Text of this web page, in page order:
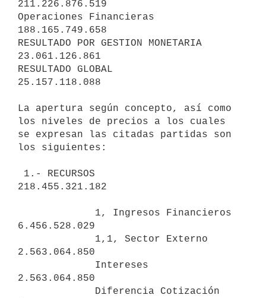
211.226.876.519
Operaciones Financieras
188.165.749.658
RESULTADO POR GESTION MONETARIA
23.061.126.861
RESULTADO GLOBAL
25.157.118.088
La apertura según concepto, así como
los niveles de precios a los cuales
se expresan las citadas partidas son
los siguientes:
1.- RECURSOS
218.455.321.182
6.456.528.029
2.563.064.850
2.563.064.850